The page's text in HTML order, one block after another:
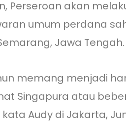
Perseroan akan
umum perdana
Jawa Tengah.
memang menjadi
Singapura atau
Audy di Jakarta,